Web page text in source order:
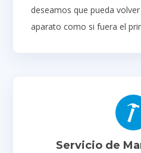
deseamos que pueda
aparato como si fuera el
Servicio de